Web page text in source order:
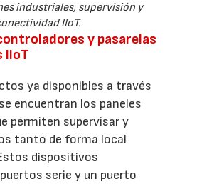
industriales, supervisión y
IIoT.
y pasarelas
IIoT
ya disponibles a través
encuentran los paneles
permiten supervisar y
tanto de forma local
dispositivos
serie y un puerto